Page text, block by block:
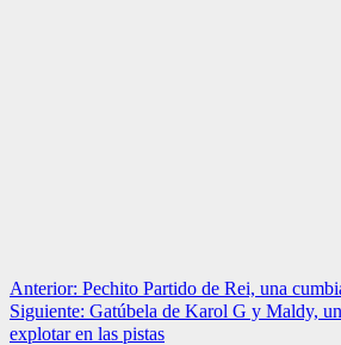
Navegación
de
Anterior: Pechito Partido de Rei, una
Siguiente: Gatúbela de Karol G y Maldy,
explotar en las pistas